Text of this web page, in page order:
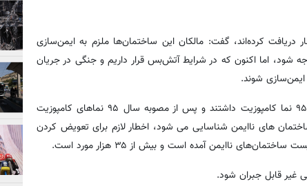
کرده‌اند، گفت: مالکان این ساختمان‌ها ملزم به ایمن‌سازی
شود، اما اکنون که در شرایط آتش‌بس قرار داریم و جنگی در جریان
ایمن‌سازی شوند.
رئیس کمیته ایمنی شهر تهران در خصوص ساختمان هایی که قبل از سال ۹۵ نما کامپوزیت داشتند و پس از مصوبه سال ۹۵ نماهای کامپوزیت
های ناایمن شناسایی می شود، اخطار لازم برای تعویض کردن
ناایمن آمده است و بیش از ۳۵ هزار مورد است.
غیر قابل جبران شود.